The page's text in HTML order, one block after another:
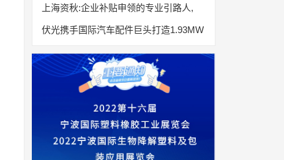
上海资秋:企业补贴申领的专业引路人,
伏光携手国际汽车配件巨头打造1.93MW